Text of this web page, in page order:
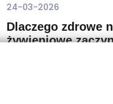
24-03-2026
Dlaczego zdrowe
żywieniowe